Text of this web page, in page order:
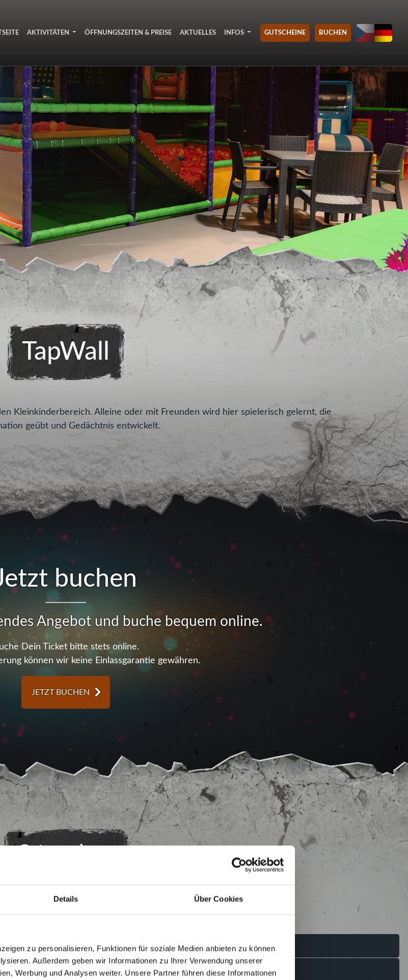
Details Über Cookies
zu personalisieren, Funktionen für soziale Medien anbieten zu können
Außerdem geben wir Informationen zu Ihrer Verwendung unserer
Werbung und Analysen weiter. Unsere Partner führen diese Informationen
AKTIVITÄTEN ÖFFNUNGSZEITEN & PREISE AKTUELLES INFOS GUTSCHEINE BUCHEN
TapWall
Kleinkinderbereich. Alleine oder mit Freunden wird hier spielerisch gelernt, die
geübt und Gedächtnis entwickelt.
buchen
Angebot und buche bequem online.
Dein Ticket bitte stets online.
können wir keine Einlassgarantie gewähren.
JETZT BUCHEN
Gut zu wissen
nützliche Informationen rund um unserer TapWall.